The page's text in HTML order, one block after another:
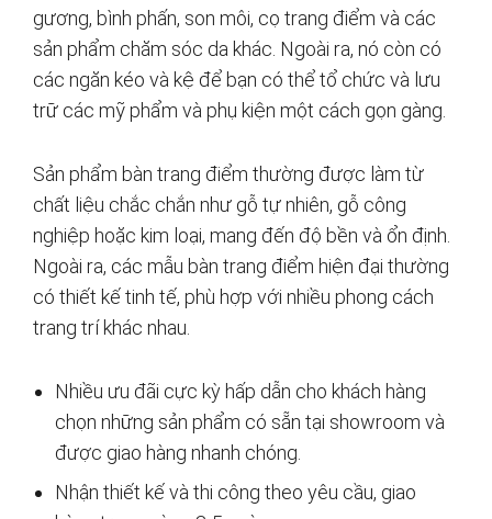
gương, bình phấn, son môi, cọ trang điểm và các
sản phẩm chăm sóc da khác. Ngoài ra, nó còn có
các ngăn kéo và kệ để bạn có thể tổ chức và lưu
trữ các mỹ phẩm và phụ kiện một cách gọn gàng.
Sản phẩm bàn trang điểm thường được làm từ
chất liệu chắc chắn như gỗ tự nhiên, gỗ công
nghiệp hoặc kim loại, mang đến độ bền và ổn định.
Ngoài ra, các mẫu bàn trang điểm hiện đại thường
có thiết kế tinh tế, phù hợp với nhiều phong cách
trang trí khác nhau.
Nhiều ưu đãi cực kỳ hấp dẫn cho khách hàng
chọn những sản phẩm có sẵn tại showroom và
được giao hàng nhanh chóng.
Nhận thiết kế và thi công theo yêu cầu, giao